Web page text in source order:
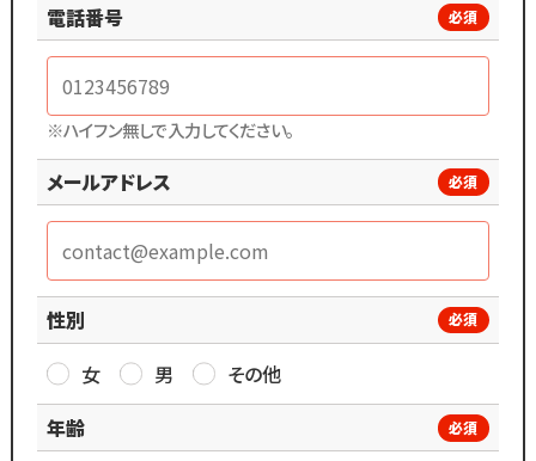
電話番号 必須
※ハイフン無しで入力してください。
メールアドレス 必須
性別 必須
女 男
その他
年齢
必須